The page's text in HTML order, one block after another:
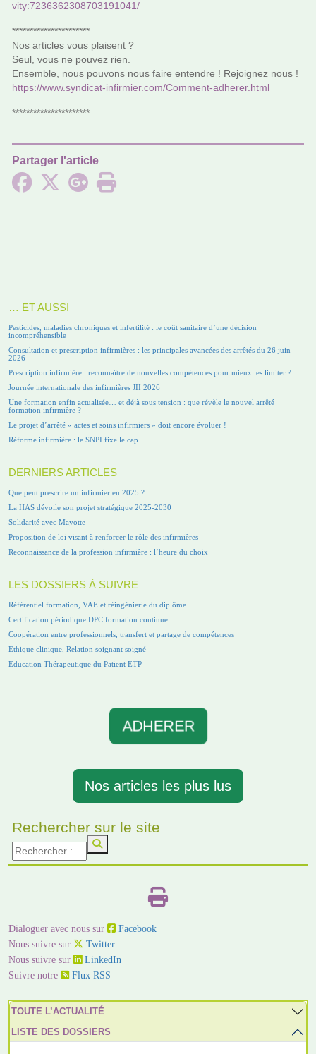
vity:7236362308703191041/
**********************
Nos arti­cles vous plai­sent ?
Seul, vous ne pouvez rien.
Ensemble, nous pou­­vons nous faire enten­­dre ! Rejoignez nous !
https://www.syn­di­cat-infir­mier.com/Comment-adhe­rer.html
**********************
Partager l'article
… ET AUSSI
Pesticides, maladies chroniques et infertilité : le coût sanitaire d’une décision
incompréhensible
Consultation et prescription infirmières : les principales avancées des arrêtés du 26 juin
2026
Prescription infirmière : reconnaître de nouvelles compétences pour mieux les limiter ?
Journée internationale des infirmières JII 2026
Une formation enfin actualisée… et déjà sous tension : que révèle le nouvel arrêté
formation infirmière ?
Le projet d’arrêté « actes et soins infirmiers » doit encore évoluer !
Réforme infirmière : le SNPI fixe le cap
DERNIERS ARTICLES
Que peut prescrire un infirmier en 2025 ?
La HAS dévoile son projet stratégique 2025-2030
Solidarité avec Mayotte
Proposition de loi visant à renforcer le rôle des infirmières
Reconnaissance de la profession infirmière : l’heure du choix
LES DOSSIERS À SUIVRE
Référentiel formation, VAE et réingénierie du diplôme
Certification périodique DPC formation continue
Coopération entre professionnels, transfert et partage de compétences
Ethique clinique, Relation soignant soigné
Education Thérapeutique du Patient ETP
ADHERER
Nos articles les plus lus
Rechercher sur le site
Dialoguer avec nous sur
Facebook
Nous suivre sur
Twitter
Nous suivre sur
LinkedIn
Suivre notre
Flux RSS
TOUTE L’ACTUALITÉ
LISTE DES DOSSIERS